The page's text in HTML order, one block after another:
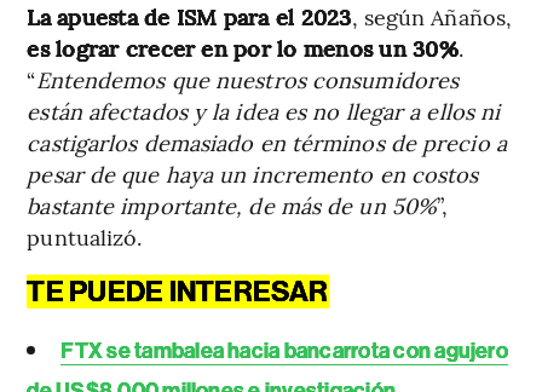
La apuesta de ISM para el 2023, según Añaños,
es lograr crecer en por lo menos un 30%.
“Entendemos que nuestros consumidores
están afectados y la idea es no llegar a ellos ni
castigarlos demasiado en términos de precio a
pesar de que haya un incremento en costos
bastante importante, de más de un 50%”,
puntualizó.
TE PUEDE INTERESAR
FTX se tambalea hacia bancarrota con agujero